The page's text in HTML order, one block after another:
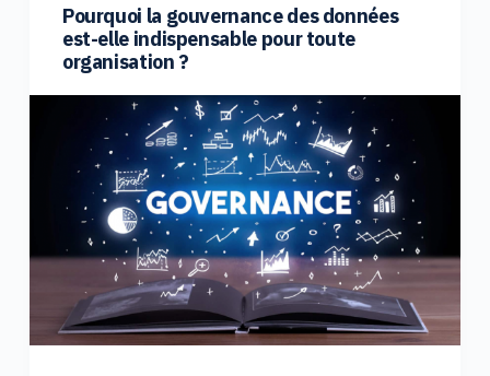
Pourquoi la gouvernance des données
est-elle indispensable pour toute
organisation ?